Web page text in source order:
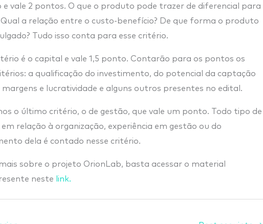
e vale 2 pontos. O que o produto pode trazer de diferencial para
Qual a relação entre o custo-benefício? De que forma o produto
Tudo isso conta para esse critério.
é o capital e vale 1,5 ponto. Contarão para os pontos os
a qualificação do investimento, do potencial da captação
margens e lucratividade e alguns outros presentes no edital.
o último critério, o de gestão, que vale um ponto. Todo tipo de
relação à organização, experiência em gestão ou do
dela é contado nesse critério.
sobre o projeto OrionLab, basta acessar o material
neste link.